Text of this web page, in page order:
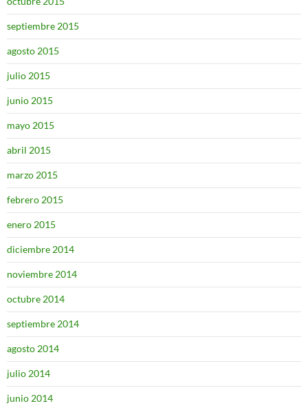
septiembre 2015
agosto 2015
julio 2015
junio 2015
mayo 2015
abril 2015
marzo 2015
febrero 2015
enero 2015
diciembre 2014
noviembre 2014
octubre 2014
septiembre 2014
agosto 2014
julio 2014
junio 2014